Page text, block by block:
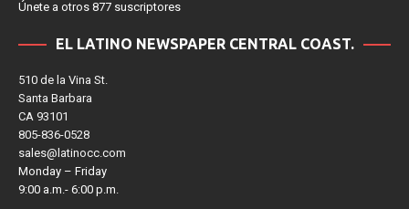
Únete a otros 877 suscriptores
EL LATINO NEWSPAPER CENTRAL COAST.
510 de la Vina St.
Santa Barbara
CA 93101
805-836-0528
sales@latinocc.com
Monday – Friday
9:00 a.m.- 6:00 p.m.